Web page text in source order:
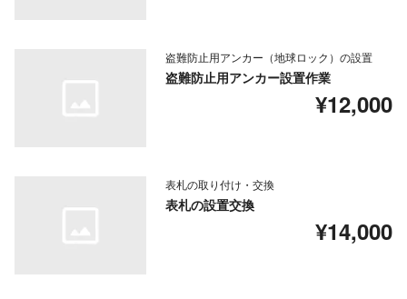
盗難防止用アンカー（地球ロック）の設置
盗難防止用アンカー設置作業
¥12,000
表札の取り付け・交換
表札の設置交換
¥14,000